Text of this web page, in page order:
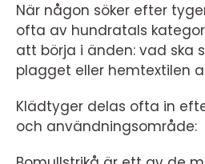
När någon söker efter
ofta av hundratals
att börja i änden: vad ska
plagget eller hemtextilen
Klädtyger delas ofta in
och användningsområde: